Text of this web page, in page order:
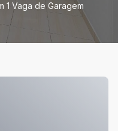
1 Vaga de Garagem